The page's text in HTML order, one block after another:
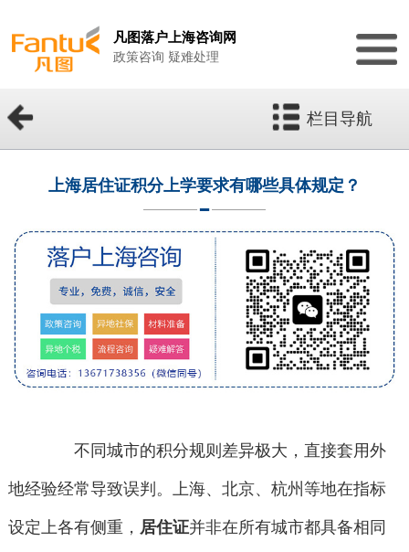
凡图落户上海咨询网
政策咨询 疑难处理
栏目导航
上海居住证积分上学要求有哪些具体规定？
不同城市的积分规则差异极大，直接套用外
地经验经常导致误判。上海、北京、杭州等地在指标
设定上各有侧重， 居住证并非在所有城市都具备相同